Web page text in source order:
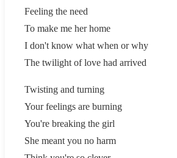
Feeling the need
To make me her home
I don't know what when or why
The twilight of love had arrived
Twisting and turning
Your feelings are burning
You're breaking the girl
She meant you no harm